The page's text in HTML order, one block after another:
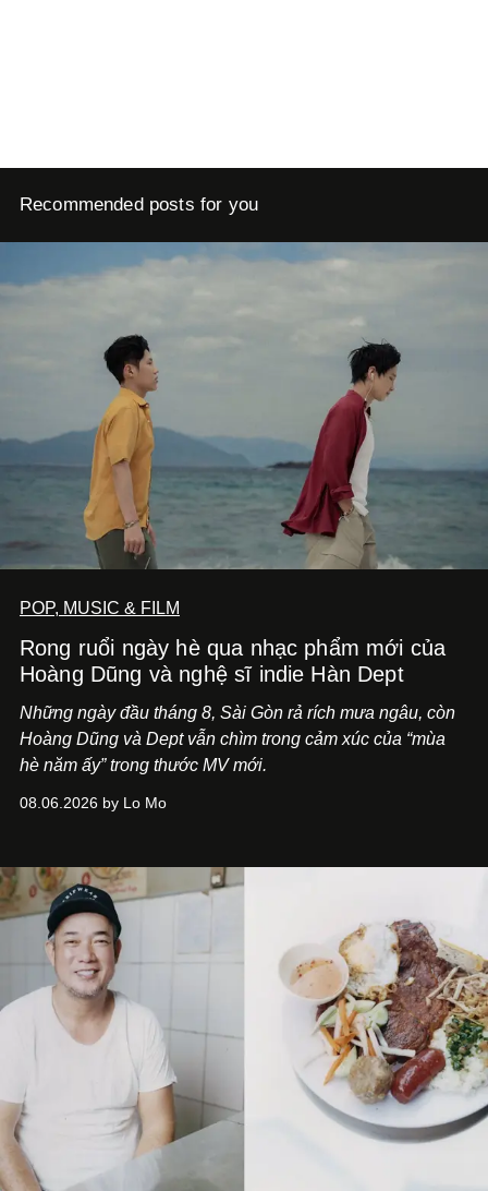
Recommended posts for you
POP, MUSIC & FILM
Rong ruổi ngày hè qua nhạc phẩm mới của
Hoàng Dũng và nghệ sĩ indie Hàn Dept
Những ngày đầu tháng 8, Sài Gòn rả rích mưa ngâu, còn
Hoàng Dũng và Dept vẫn chìm trong cảm xúc của “mùa
hè năm ấy” trong thước MV mới.
08.06.2026 by Lo Mo